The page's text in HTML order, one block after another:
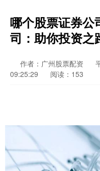
哪个股票证券公
司：助你投资之
作者：广州股票配资
09:25:29
阅读：153